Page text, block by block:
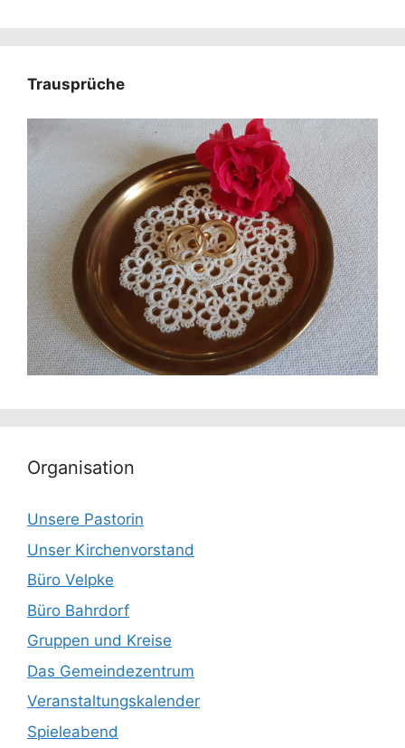
Trausprüche
Organisation
Unsere Pastorin
Unser Kirchenvorstand
Büro Velpke
Büro Bahrdorf
Gruppen und Kreise
Das Gemeindezentrum
Veranstaltungskalender
Spieleabend